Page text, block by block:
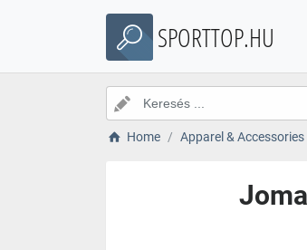
SPORTTOP.HU
Home Apparel & Accessories